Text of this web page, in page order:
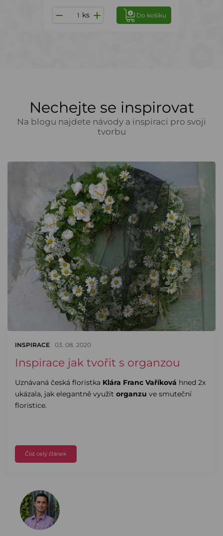
ks Do košíku
Nechejte se inspirovat
Na blogu najdete návody a inspiraci pro svoji
tvorbu
INSPIRACE 03. 08. 2020
Inspirace jak tvořit s organzou
Uznávaná česká floristka Klára Franc Vaříková hned 2x
ukázala, jak elegantně využít organzu ve smuteční
floristice.
Číst celý článek